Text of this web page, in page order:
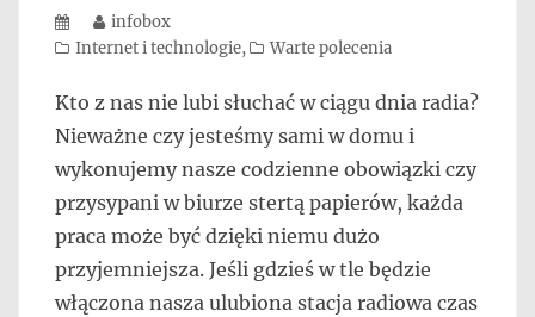
Posted
on
Author
infobox
Categories
Internet i technologie, Warte polecenia
Kto z nas nie lubi słuchać w ciągu dnia radia?
Nieważne czy jesteśmy sami w domu i
wykonujemy nasze codzienne obowiązki czy
przysypani w biurze stertą papierów, każda
praca może być dzięki niemu dużo
przyjemniejsza. Jeśli gdzieś w tle będzie
włączona nasza ulubiona stacja radiowa czas